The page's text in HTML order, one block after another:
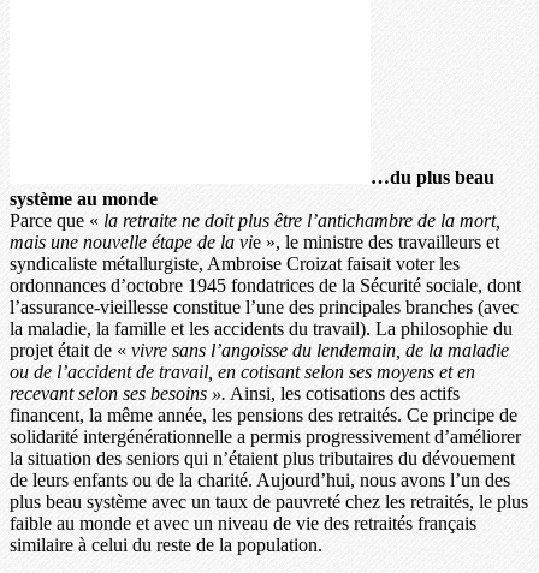
…du plus beau
système au monde
Parce que « la retraite ne doit plus être l’antichambre de la mort,
mais une nouvelle étape de la vie », le ministre des travailleurs et
syndicaliste métallurgiste, Ambroise Croizat faisait voter les
ordonnances d’octobre 1945 fondatrices de la Sécurité sociale, dont
l’assurance-vieillesse constitue l’une des principales branches (avec
la maladie, la famille et les accidents du travail). La philosophie du
projet était de « vivre sans l’angoisse du lendemain, de la maladie
ou de l’accident de travail, en cotisant selon ses moyens et en
recevant selon ses besoins ». Ainsi, les cotisations des actifs
financent, la même année, les pensions des retraités. Ce principe de
solidarité intergénérationnelle a permis progressivement d’améliorer
la situation des seniors qui n’étaient plus tributaires du dévouement
de leurs enfants ou de la charité. Aujourd’hui, nous avons l’un des
plus beau système avec un taux de pauvreté chez les retraités, le plus
faible au monde et avec un niveau de vie des retraités français
similaire à celui du reste de la population.